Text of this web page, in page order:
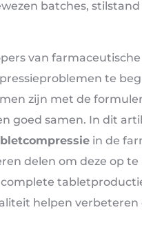
batches,
van
te
zijn met de
goed samen. In dit
in de
delen om deze op te
helpen verbeteren